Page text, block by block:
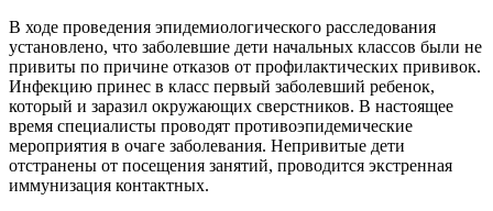
В ходе проведения эпидемиологического расследования
установлено, что заболевшие дети начальных классов были не
привиты по причине отказов от профилактических прививок.
Инфекцию принес в класс первый заболевший ребенок,
который и заразил окружающих сверстников. В настоящее
время специалисты проводят противоэпидемические
мероприятия в очаге заболевания. Непривитые дети
отстранены от посещения занятий, проводится экстренная
иммунизация контактных.